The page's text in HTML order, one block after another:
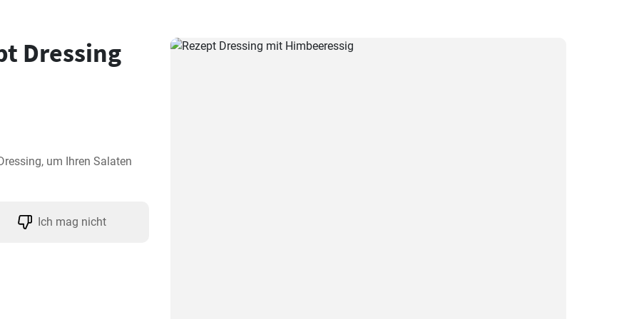
Dressing
um Ihren Salaten
Ich mag nicht